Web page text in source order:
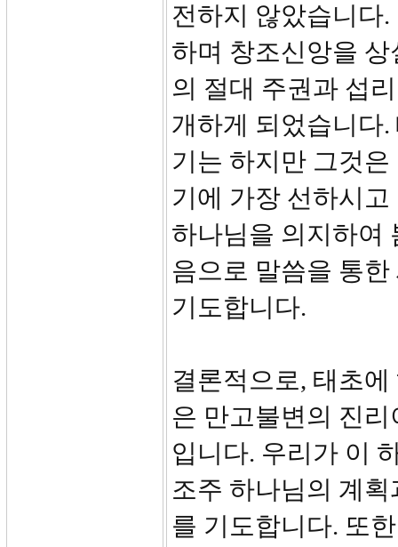
전하지 않았습니다
하며 창조신앙을
의 절대 주권과 섭
개하게 되었습니다
기는 하지만 그것
기에 가장 선하시
하나님을 의지하여
음으로 말씀을 통
기도합니다.
결론적으로, 태초
은 만고불변의 진
입니다. 우리가 이
조주 하나님의 계
를 기도합니다. 또